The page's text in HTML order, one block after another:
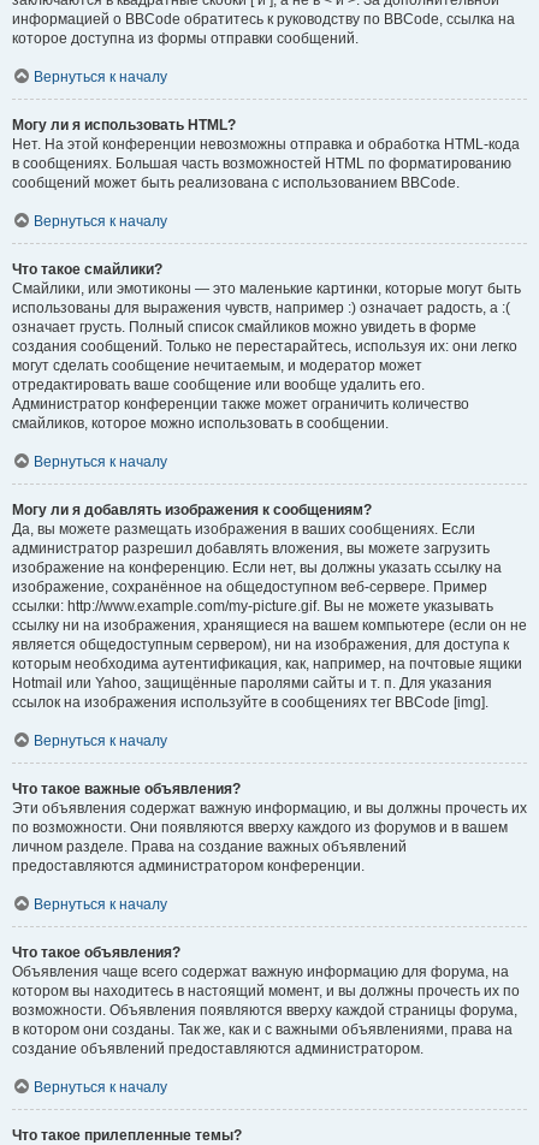
информацией о BBCode обратитесь к руководству по BBCode, ссылка на
которое доступна из формы отправки сообщений.
Вернуться к началу
Могу ли я использовать HTML?
Нет. На этой конференции невозможны отправка и обработка HTML-кода
в сообщениях. Большая часть возможностей HTML по форматированию
сообщений может быть реализована с использованием BBCode.
Вернуться к началу
Что такое смайлики?
Смайлики, или эмотиконы — это маленькие картинки, которые могут быть
использованы для выражения чувств, например :) означает радость, а :(
означает грусть. Полный список смайликов можно увидеть в форме
создания сообщений. Только не перестарайтесь, используя их: они легко
могут сделать сообщение нечитаемым, и модератор может
отредактировать ваше сообщение или вообще удалить его.
Администратор конференции также может ограничить количество
смайликов, которое можно использовать в сообщении.
Вернуться к началу
Могу ли я добавлять изображения к сообщениям?
Да, вы можете размещать изображения в ваших сообщениях. Если
администратор разрешил добавлять вложения, вы можете загрузить
изображение на конференцию. Если нет, вы должны указать ссылку на
изображение, сохранённое на общедоступном веб-сервере. Пример
ссылки: http://www.example.com/my-picture.gif. Вы не можете указывать
ссылку ни на изображения, хранящиеся на вашем компьютере (если он не
является общедоступным сервером), ни на изображения, для доступа к
которым необходима аутентификация, как, например, на почтовые ящики
Hotmail или Yahoo, защищённые паролями сайты и т. п. Для указания
ссылок на изображения используйте в сообщениях тег BBCode [img].
Вернуться к началу
Что такое важные объявления?
Эти объявления содержат важную информацию, и вы должны прочесть их
по возможности. Они появляются вверху каждого из форумов и в вашем
личном разделе. Права на создание важных объявлений
предоставляются администратором конференции.
Вернуться к началу
Что такое объявления?
Объявления чаще всего содержат важную информацию для форума, на
котором вы находитесь в настоящий момент, и вы должны прочесть их по
возможности. Объявления появляются вверху каждой страницы форума,
в котором они созданы. Так же, как и с важными объявлениями, права на
создание объявлений предоставляются администратором.
Вернуться к началу
Что такое прилепленные темы?